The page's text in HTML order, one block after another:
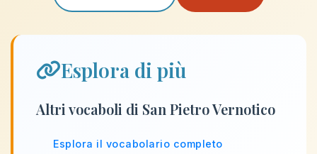
Esplora di più
Altri vocaboli di San Pietro Vernotico
Esplora il vocabolario completo